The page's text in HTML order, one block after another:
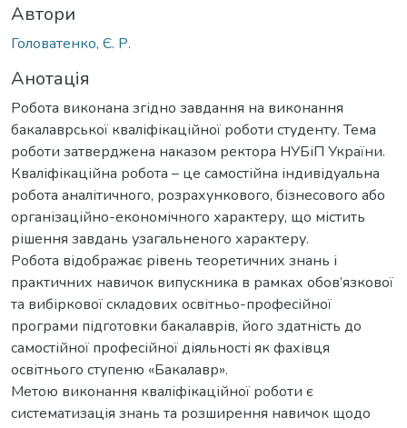
Автори
Головатенко, Є. Р.
Анотація
Робота виконана згідно завдання на виконання
бакалаврської кваліфікаційної роботи студенту. Тема
роботи затверджена наказом ректора НУБіП України.
Кваліфікаційна робота – це самостійна індивідуальна
робота аналітичного, розрахункового, бізнесового або
організаційно-економічного характеру, що містить
рішення завдань узагальненого характеру.
Робота відображає рівень теоретичних знань і
практичних навичок випускника в рамках обов’язкової
та вибіркової складових освітньо-професійної
програми підготовки бакалаврів, його здатність до
самостійної професійної діяльності як фахівця
освітнього ступеню «Бакалавр».
Метою виконання кваліфікаційної роботи є
систематизація знань та розширення навичок щодо